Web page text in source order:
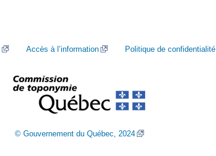
Accès à l’information Politique de confidentialité
© Gouvernement du Québec, 2024